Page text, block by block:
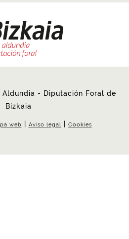
- Diputación Foral de
Bizkaia
web | Aviso legal | Cookies